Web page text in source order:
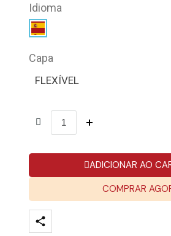
Idioma
Capa
FLEXÍVEL
ADICIONAR AO
COMPRAR